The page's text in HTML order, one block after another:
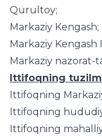
Qurultoy;
Markaziy Kengash;
Markaziy Kengash
Markaziy nazorat-
Ittifoqning
Ittifoqning
Ittifoqning
Ittifoqning